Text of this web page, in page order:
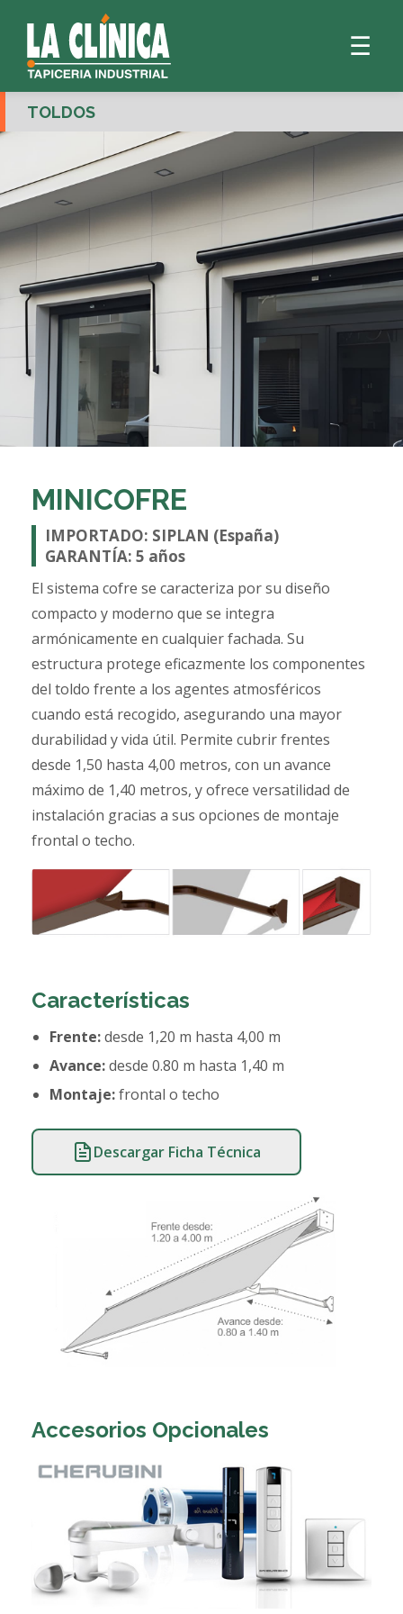
☰
TOLDOS
MINICOFRE
IMPORTADO: SIPLAN (España)
GARANTÍA: 5 años
El sistema cofre se caracteriza por su diseño
compacto y moderno que se integra
armónicamente en cualquier fachada. Su
estructura protege eficazmente los componentes
del toldo frente a los agentes atmosféricos
cuando está recogido, asegurando una mayor
durabilidad y vida útil. Permite cubrir frentes
desde 1,50 hasta 4,00 metros, con un avance
máximo de 1,40 metros, y ofrece versatilidad de
instalación gracias a sus opciones de montaje
frontal o techo.
Características
Frente:desde 1,20 m hasta 4,00 m
Avance:desde 0.80 m hasta 1,40 m
Montaje:frontal o techo
Descargar Ficha Técnica
Accesorios Opcionales